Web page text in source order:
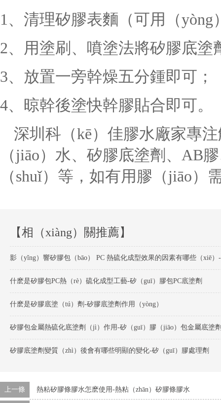
1、清理矽膠表麵（可用（yòng
2、用塗刷、噴塗法將矽膠底
3、放置一旁幹燥五分鍾即可；
4、晾幹後塗快幹膠貼合即可。
深圳科（kē）佳膠水廠家專
（jiāo）水、矽膠底塗劑、 AB
（shuǐ）等，如有用膠（jiāo
【相（xiàng）關推薦】
什麽是矽膠包PC熱（rè）硫化成型工藝-矽（guī）膠包PC底塗劑
什麽是矽膠底塗（tú）劑-矽膠底塗劑作用（yòng）
矽膠包金屬熱硫化底塗劑（jì）作用-矽（guī）膠（jiāo）包金屬底塗
矽膠底塗劑變質（zhì）後會有哪些明顯的變化-矽（guī）膠處理劑
上一條 熱粘矽膠條膠水怎麽使用-熱粘（zhān）矽膠條膠水